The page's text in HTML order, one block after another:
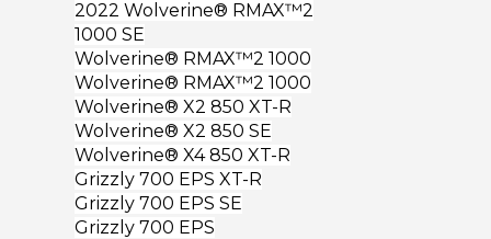
2022 Wolverine® RMAX™2
1000 SE
Wolverine® RMAX™2 1000
Wolverine® RMAX™2 1000
Wolverine® X2 850 XT-R
Wolverine® X2 850 SE
Wolverine® X4 850 XT-R
Grizzly 700 EPS XT-R
Grizzly 700 EPS SE
Grizzly 700 EPS